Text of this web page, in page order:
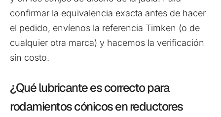
confirmar la equivalencia exacta antes de hacer
el pedido, envíenos la referencia Timken (o de
cualquier otra marca) y hacemos la verificación
sin costo.
¿Qué lubricante es correcto para
rodamientos cónicos en reductores